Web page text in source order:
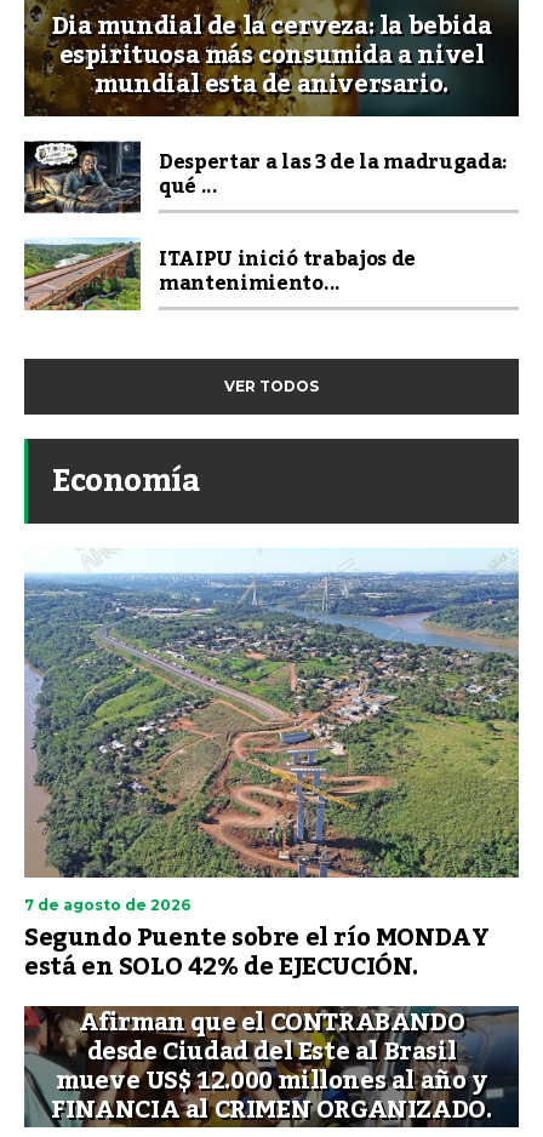
Dia mundial de la cerveza: la bebida
espirituosa más consumida a nivel
mundial esta de aniversario.
Despertar a las 3 de la madrugada:
qué ...
ITAIPU inició trabajos de
mantenimiento...
VER TODOS
Economía
7 de agosto de 2026
Segundo Puente sobre el río MONDAY
está en SOLO 42% de EJECUCIÓN.
Afirman que el CONTRABANDO
desde Ciudad del Este al Brasil
mueve US$ 12.000 millones al año y
FINANCIA al CRIMEN ORGANIZADO.